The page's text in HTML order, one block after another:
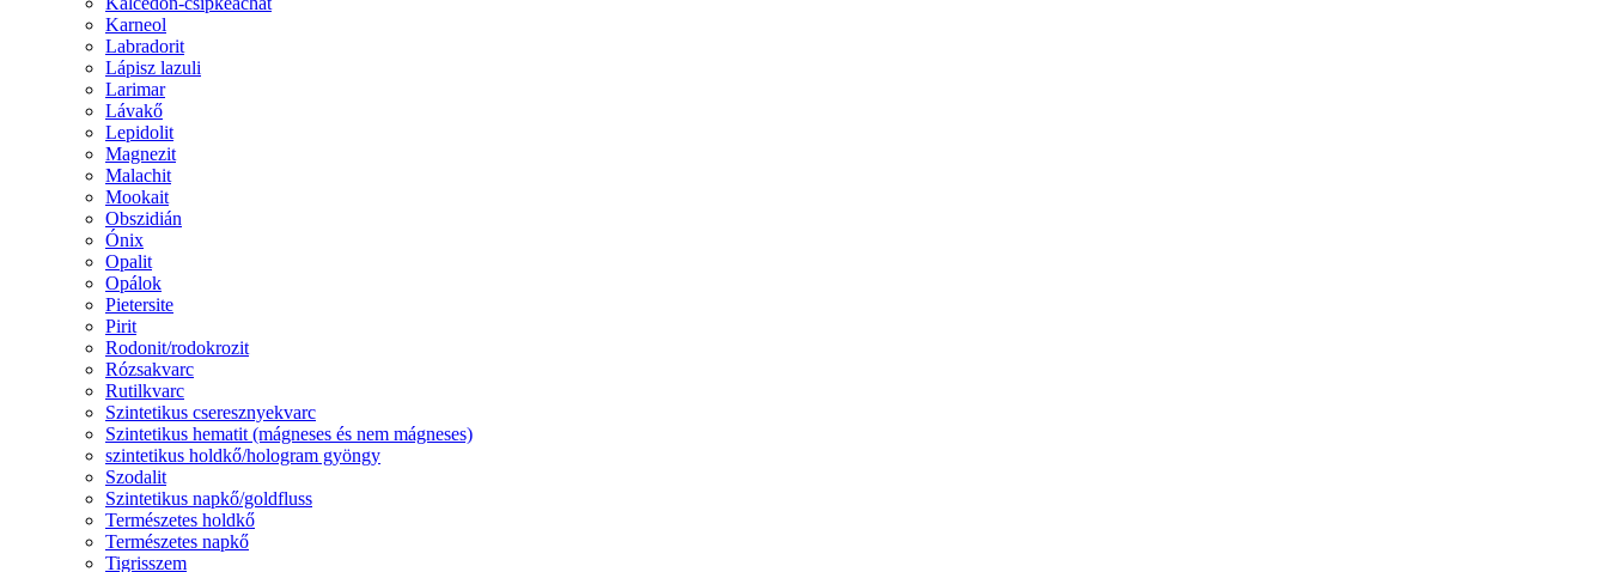
Karneol
Labradorit
Lápisz lazuli
Larimar
Lávakő
Lepidolit
Magnezit
Malachit
Mookait
Obszidián
Ónix
Opalit
Opálok
Pietersite
Pirit
Rodonit/rodokrozit
Rózsakvarc
Rutilkvarc
Szintetikus cseresznyekvarc
Szintetikus hematit (mágneses és nem mágneses)
szintetikus holdkő/hologram gyöngy
Szodalit
Szintetikus napkő/goldfluss
Természetes holdkő
Természetes napkő
Tigrisszem